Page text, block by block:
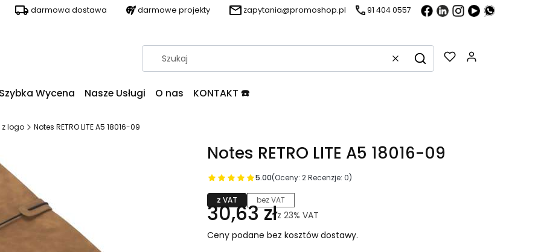
darmowa dostawa darmowe projekty zapytania@promoshop.pl 91 404 0557
WyczyśćSzukaj
Wycena Nasze Usługi O nas KONTAKT ☎️
z logo Notes RETRO LITE A5 18016-09
Notes RETRO LITE A5 18016-09
5.00(Oceny: 2 Recenzje: 0)
z VAT bez VAT
30,63 złz 23% VAT
Ceny podane bez kosztów dostawy.